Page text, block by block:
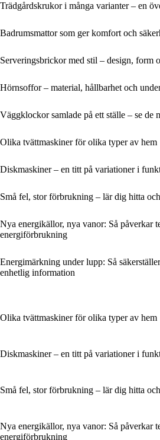
Trädgårdskrukor i många varianter – en
Badrumsmattor som ger komfort och
Serveringsbrickor med stil – design, form
Hörnsoffor – material, hållbarhet och
Väggklockor samlade på ett ställe – se de
Olika tvättmaskiner för olika typer av hem
Diskmaskiner – en titt på variationer i
Små fel, stor förbrukning – lär dig hitta
Nya energikällor, nya vanor: Så påverkar
energiförbrukning
Energimärkning under lupp: Så
enhetlig information
Olika tvättmaskiner för olika typer av hem
Diskmaskiner – en titt på variationer i
Små fel, stor förbrukning – lär dig hitta
Nya energikällor, nya vanor: Så påverkar
energiförbrukning